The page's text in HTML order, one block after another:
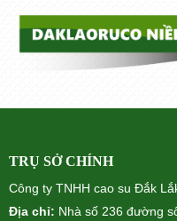
TRỤ SỞ CHÍNH
Công ty TNHH cao su Đắk
Địa chỉ: Nhà số 236 đường